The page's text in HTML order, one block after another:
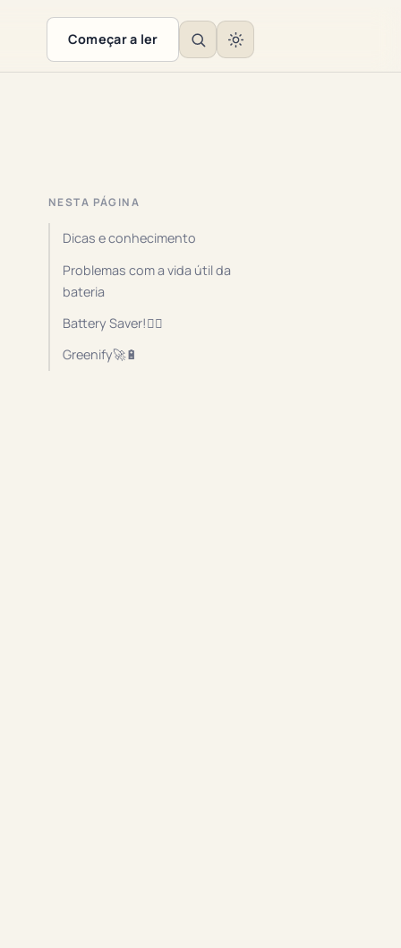
Começar a ler
NESTA PÁGINA
Dicas e conhecimento
Problemas com a vida útil da
bateria
Battery Saver!🦸‍♂️
Greenify🚀🔋